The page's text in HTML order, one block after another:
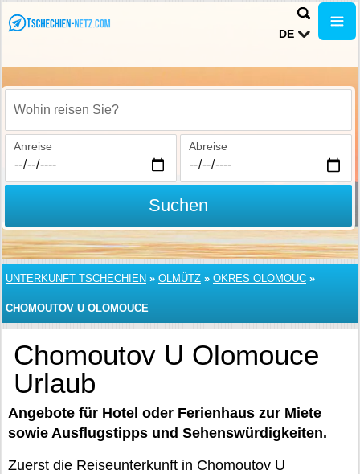
DE
Wohin reisen Sie?
Anreise Abreise
Suchen
UNTERKUNFT TSCHECHIEN » OLMÜTZ » OKRES OLOMOUC »
CHOMOUTOV U OLOMOUCE
Chomoutov U Olomouce
Urlaub
Angebote für Hotel oder Ferienhaus zur Miete
sowie Ausflugstipps und Sehenswürdigkeiten.
Zuerst die Reiseunterkunft in Chomoutov U